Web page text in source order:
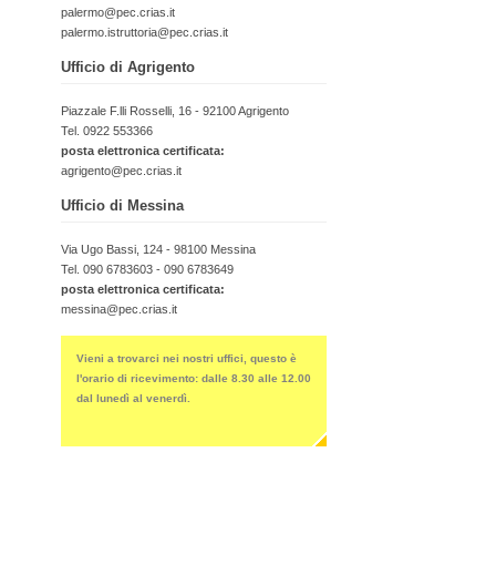
palermo@pec.crias.it
palermo.istruttoria@pec.crias.it
Ufficio di Agrigento
Piazzale F.lli Rosselli, 16 - 92100 Agrigento
Tel. 0922 553366
posta elettronica certificata:
agrigento@pec.crias.it
Ufficio di Messina
Via Ugo Bassi, 124 - 98100 Messina
Tel. 090 6783603 - 090 6783649
posta elettronica certificata:
messina@pec.crias.it
Vieni a trovarci nei nostri uffici, questo è
l'orario di ricevimento: dalle 8.30 alle 12.00
dal lunedì al venerdì.